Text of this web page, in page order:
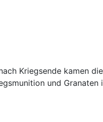
Kriegsende kamen
und Granaten